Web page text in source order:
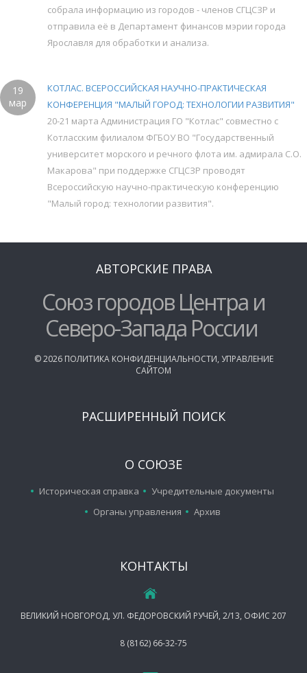
собрала информацию из городов - членов СГЦСЗР и
отправила её в Департамент финансов мэрии города
Ярославля для обработки и анализа.
19
мар
КОТЛАС. ВСЕРОССИЙСКАЯ НАУЧНО-ПРАКТИЧЕСКАЯ
КОНФЕРЕНЦИЯ "МАЛЫЙ ГОРОД: ТЕХНОЛОГИИ РАЗВИТИЯ"
20-21 марта Администрация ГО "Котлас" совместно с
Котласским филиалом ФГБОУ ВО "Государственный
университет морского и речного флота им. адмирала С.О.
Макарова" при поддержке СГЦСЗР проводят
Всероссийскую научно-практическую конференцию
"Малый город: технологии развития".
АВТОРСКИЕ ПРАВА
Союз городов Центра и
Северо-Запада России
©2026 ПОЛИТИКА КОНФИДЕНЦИАЛЬНОСТИ, УПРАВЛЕНИЕ
САЙТОМ
РАСШИРЕННЫЙ ПОИСК
О СОЮЗЕ
Историческая справка
Учредительные документы
Органы управления
Архив
КОНТАКТЫ
ВЕЛИКИЙ НОВГОРОД, УЛ. ФЕДОРОВСКИЙ РУЧЕЙ, 2/13, ОФИС 207
8 (8162) 66-32-75